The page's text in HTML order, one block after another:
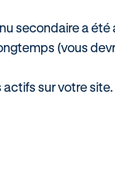
secondaire a été
(vous
sur votre site.